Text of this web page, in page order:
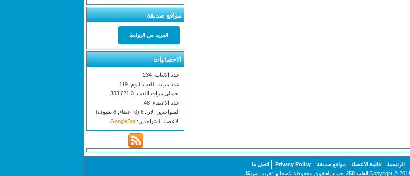
مواقع صديقة
المزيد من الروابط
الاحصائيات
عدد الالعاب: 234
عدد مرات اللعب اليوم: 119
اجمالى مرات اللعب: 3 021 383
عدد الاعضاء: 48
المتواجدين الان: 8 (0 اعضاء, 8 ضيوف)
الاعضاء المتواجدين: GoogleBot
الرئيسية قائمة الاعضاء مواقع صديقة Privacy Policy
اتصل بنا
Copyright © 2011 العاب 250 . جميع الحقوق محفوظة لاصحابها.تعريبمزيكا